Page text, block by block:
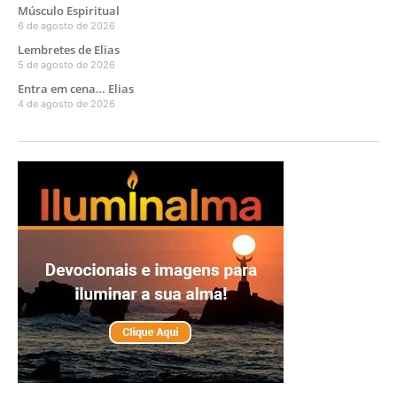
Músculo Espiritual
6 de agosto de 2026
Lembretes de Elias
5 de agosto de 2026
Entra em cena… Elias
4 de agosto de 2026